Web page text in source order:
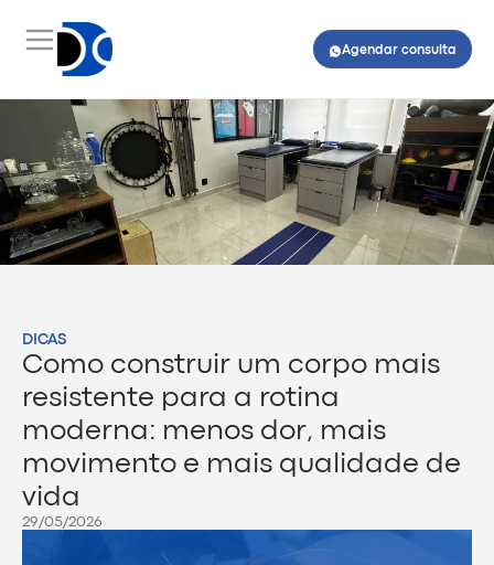
Agendar consulta
DICAS
Como construir um corpo mais
resistente para a rotina
moderna: menos dor, mais
movimento e mais qualidade de
vida
29/05/2026